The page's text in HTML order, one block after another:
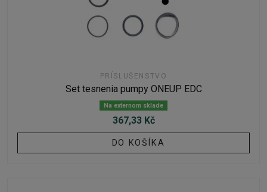
PRÍSLUŠENSTVO
Set tesnenia pumpy ONEUP EDC
Na externom sklade
367,33 Kč
DO KOŠÍKA